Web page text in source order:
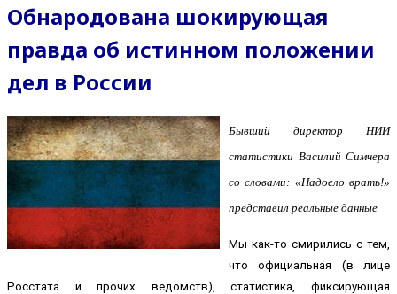
Обнародована шокирующая
правда об истинном положении
дел в России
Бывший директор НИИ
статистики Василий Симчера
со словами: «Надоело врать!»
представил реальные данные
Мы как-то смирились с тем,
что официальная (в лице
Росстата и прочих ведомств), статистика, фиксирующая